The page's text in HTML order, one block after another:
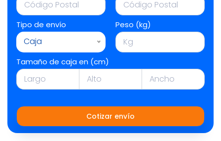
Tipo de envío
Caja
Peso (kg)
Tamaño de caja en (cm)
Cotizar envío